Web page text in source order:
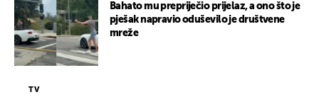
Bahato mu prepriječio prijelaz, a ono što je
pješak napravio oduševilo je društvene
mreže
TV